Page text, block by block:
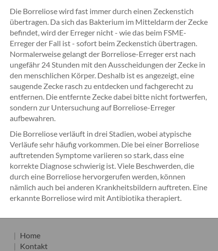
Die Borreliose wird fast immer durch einen Zeckenstich
übertragen. Da sich das Bakterium im Mitteldarm der Zecke
befindet, wird der Erreger nicht - wie das beim FSME-
Erreger der Fall ist - sofort beim Zeckenstich übertragen.
Normalerweise gelangt der Borreliose-Erreger erst nach
ungefähr 24 Stunden mit den Ausscheidungen der Zecke in
den menschlichen Körper. Deshalb ist es angezeigt, eine
saugende Zecke rasch zu entdecken und fachgerecht zu
entfernen. Die entfernte Zecke dabei bitte nicht fortwerfen,
sondern zur Untersuchung auf Borreliose-Erreger
aufbewahren.
Die Borreliose verläuft in drei Stadien, wobei atypische
Verläufe sehr häufig vorkommen. Die bei einer Borreliose
auftretenden Symptome variieren so stark, dass eine
korrekte Diagnose schwierig ist. Viele Beschwerden, die
durch eine Borreliose hervorgerufen werden, können
nämlich auch bei anderen Krankheitsbildern auftreten. Eine
erkannte Borreliose wird mit Antibiotika therapiert.
Home
Kontakt